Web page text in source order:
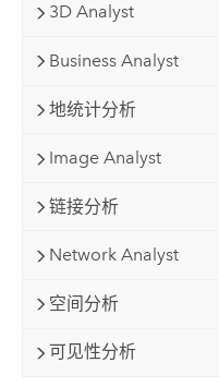
3D Analyst
Business Analyst
地统计分析
Image Analyst
链接分析
Network Analyst
空间分析
可见性分析